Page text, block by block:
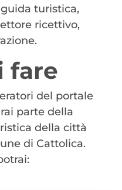
turistica,
ricettivo,
fare
del portale
parte della
della città
di Cattolica.